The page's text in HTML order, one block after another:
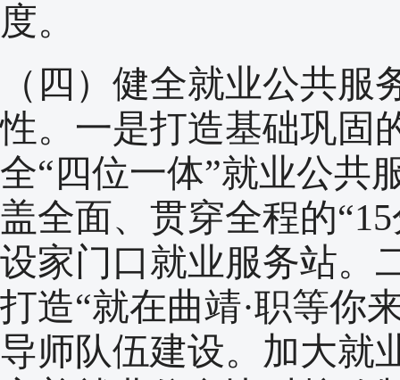
度。
（四）健全就业公共
性。一是打造基础巩固
全“四位一体”就业公共
盖全面、贯穿全程的
设家门口就业服务站。
打造“就在曲靖·职等你
导师队伍建设。加大就